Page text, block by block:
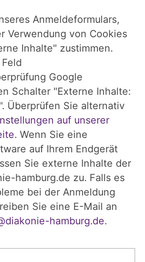
Anmeldeformulars,
Verwendung von Cookies
Inhalte" zustimmen.
Google
Schalter "Externe Inhalte:
". Überprüfen Sie alternativ
auf unserer
. Wenn Sie eine
auf Ihrem Endgerät
Sie externe Inhalte der
hamburg.de zu. Falls es
bei der Anmeldung
Sie eine E-Mail an
hamburg.de.